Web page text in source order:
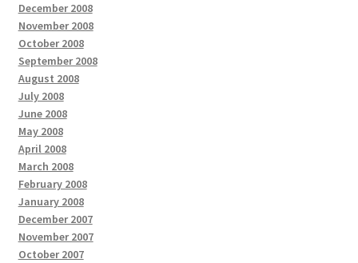
December 2008
November 2008
October 2008
September 2008
August 2008
July 2008
June 2008
May 2008
April 2008
March 2008
February 2008
January 2008
December 2007
November 2007
October 2007